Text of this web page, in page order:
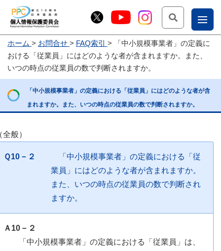
お
問
合
せ
こー
ー部
ホーム お問合せ FAQ索引
「中小規模事業者」の定義に
おける「従業員」にはどのような者が含まれますか。また、
いつの時点の従業員の数で判断されますか。
「中小規模事業者」の定義における「従業員」にはどのような者が含
まれますか。また、いつの時点の従業員の数で判断されますか。
全般）
Ｑ10－２
「中小規模事業者」の定義における「従
業員」にはどのような者が含まれますか。
また、いつの時点の従業員の数で判断され
ますか。
Ａ10－２
「中小規模事業者」の定義における「従業員」は、